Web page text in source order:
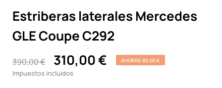
Estriberas laterales Mercedes
GLE Coupe C292
390,00 € 310,00 € AHORRE 80,00 €
Impuestos incluidos